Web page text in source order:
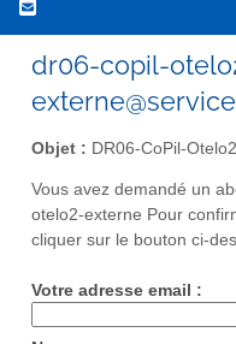
dr06-copil-
Objet : DR06-CoPil-
Vous avez demandé un
otelo2-externe Pour
cliquer sur le bouton ci-
Votre adresse email :